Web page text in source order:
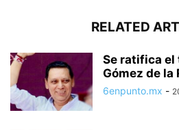
RELATED
Se ratifica el
Gómez de la
6enpunto.mx -